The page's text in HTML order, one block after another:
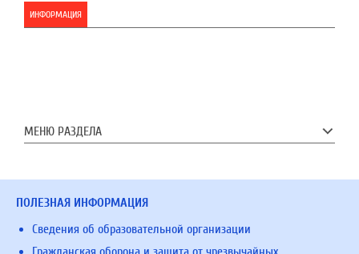
ИНФОРМАЦИЯ
МЕНЮ РАЗДЕЛА
ПОЛЕЗНАЯ ИНФОРМАЦИЯ
Сведения об образовательной организации